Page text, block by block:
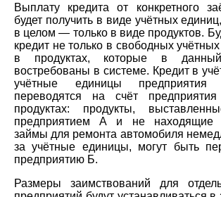
Выплату кредита от конкретного
будет получить в виде учётных
в целом — только в виде продуктов.
кредит не только в свободных
в продуктах, которые в
востребованы в системе. Кредит в
учётные единицы
переводятся на счёт
продуктах: продукты,
предприятием А и не находящие
займы для ремонта автомобиля
за учётные единицы, могут быть
предприятию Б.
Размеры заимствований для